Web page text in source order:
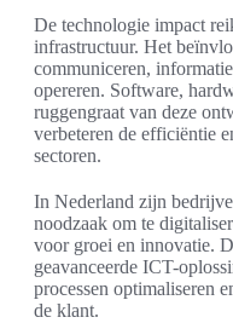
De technologie impact
infrastructuur. Het
communiceren,
opereren. Software,
ruggengraat van deze
verbeteren de efficiëntie
sectoren.
In Nederland zijn
noodzaak om te
voor groei en innovatie.
geavanceerde ICT-
processen optimaliseren
de klant.